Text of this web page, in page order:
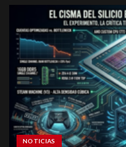
NOTICIAS